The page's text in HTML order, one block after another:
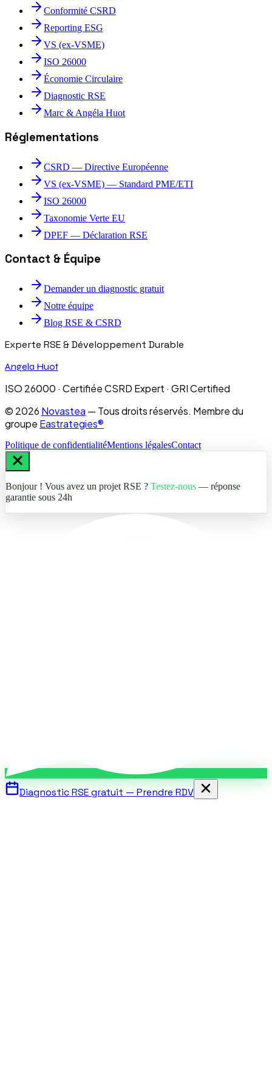
Conformité CSRD
Reporting ESG
VS (ex-VSME)
ISO 26000
Économie Circulaire
Diagnostic RSE
Marc & Angéla Huot
Réglementations
CSRD — Directive Européenne
VS (ex-VSME) — Standard PME/ETI
ISO 26000
Taxonomie Verte EU
DPEF — Déclaration RSE
Contact & Équipe
Demander un diagnostic gratuit
Notre équipe
Blog RSE & CSRD
Experte RSE & Développement Durable
Angela Huot
ISO 26000 · Certifiée CSRD Expert · GRI Certified
© 2026 Novastea — Tous droits réservés. Membre du
groupe Eastrategies®
Politique de confidentialitéMentions légalesContact
Bonjour ! Vous avez un projet RSE ? Testez-nous — réponse
garantie sous 24h
Diagnostic RSE gratuit — Prendre RDV